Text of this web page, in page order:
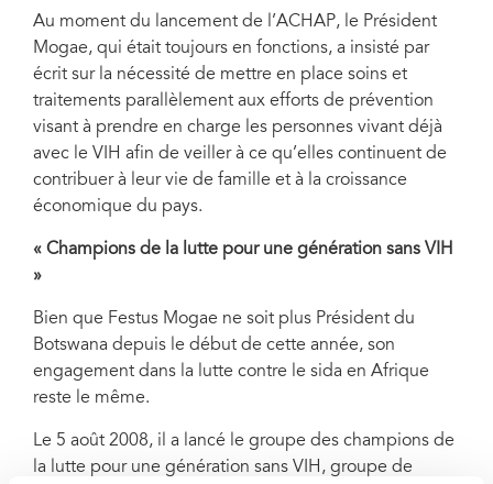
Au moment du lancement de l’ACHAP, le Président
Mogae, qui était toujours en fonctions, a insisté par
écrit sur la nécessité de mettre en place soins et
traitements parallèlement aux efforts de prévention
visant à prendre en charge les personnes vivant déjà
avec le VIH afin de veiller à ce qu’elles continuent de
contribuer à leur vie de famille et à la croissance
économique du pays.
« Champions de la lutte pour une génération sans VIH
»
Bien que Festus Mogae ne soit plus Président du
Botswana depuis le début de cette année, son
engagement dans la lutte contre le sida en Afrique
reste le même.
Le 5 août 2008, il a lancé le groupe des champions de
la lutte pour une génération sans VIH, groupe de